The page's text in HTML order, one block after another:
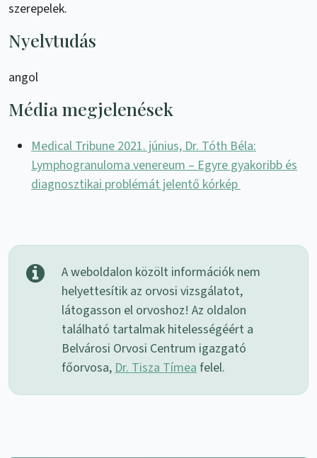
szerepelek.
Nyelvtudás
angol
Média megjelenések
Medical Tribune 2021. június, Dr. Tóth Béla:
Lymphogranuloma venereum – Egyre gyakoribb és
diagnosztikai problémát jelentő kórkép
A weboldalon közölt információk nem
helyettesítik az orvosi vizsgálatot,
látogasson el orvoshoz! Az oldalon
található tartalmak hitelességéért a
Belvárosi Orvosi Centrum igazgató
főorvosa,Dr. Tisza Tímeafelel.